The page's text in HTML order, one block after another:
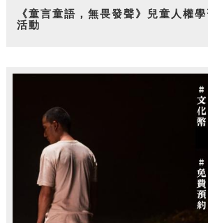
《童言童語，無畏發聲》兒童人權
活動